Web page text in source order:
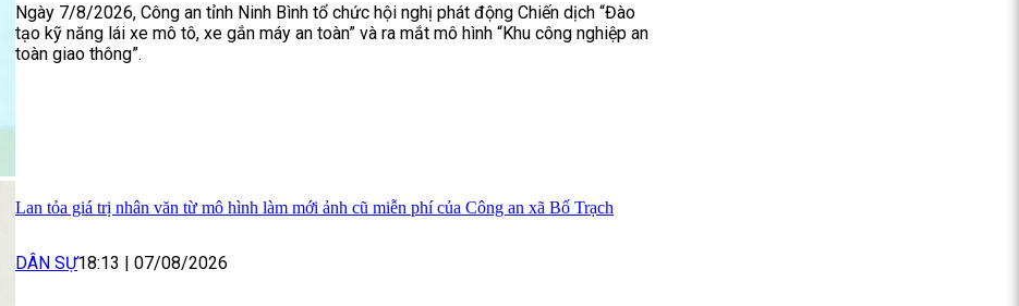
Ngày 7/8/2026, Công an tỉnh Ninh Bình tổ chức hội nghị phát động Chiến dịch “Đào
tạo kỹ năng lái xe mô tô, xe gắn máy an toàn” và ra mắt mô hình “Khu công nghiệp an
toàn giao thông”.
Lan tỏa giá trị nhân văn từ mô hình làm mới ảnh cũ miễn phí của Công an xã Bố Trạch
DÂN SỰ18:13 | 07/08/2026